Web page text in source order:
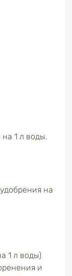
1 л воды.
на
1 л воды)
и